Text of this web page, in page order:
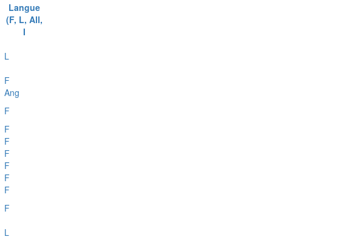
Langue
(F, L, All,
I
L
F
Ang
F
F
F
F
F
F
F
F
L